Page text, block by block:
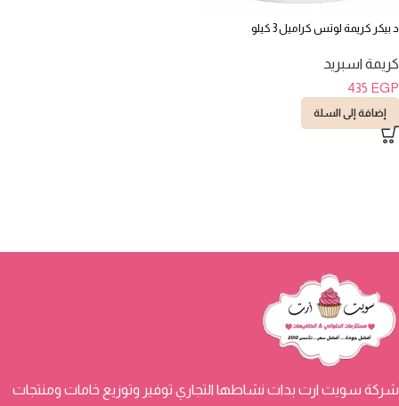
د بيكر كريمة لوتس كراميل 3 كيلو
كريمة اسبريد
435 EGP
إضافة إلى السلة
شركة سويت ارت بدات نشاطها التجاري توفير وتوزيع خامات ومنتجات